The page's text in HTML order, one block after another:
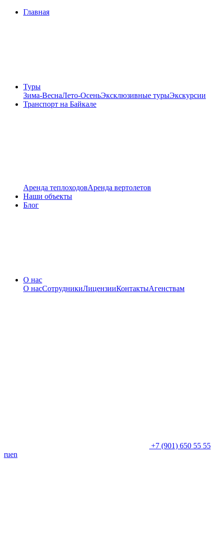
Главная
Туры
Зима-ВеснаЛето-ОсеньЭксклюзивные турыЭкскурсии
Транспорт на Байкале
Аренда теплоходовАренда вертолетов
Наши объекты
Блог
О нас
О насСотрудникиЛицензииКонтактыАгенствам
+7 (901) 650 55 55
ruen